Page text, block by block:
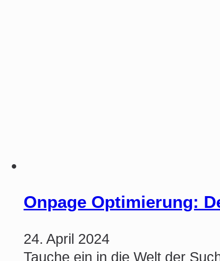
Onpage Optimierung:
24. April 2024
Tauche ein in die Welt der